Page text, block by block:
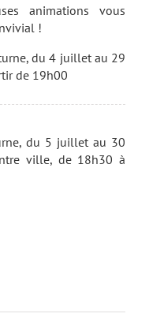
animations vous
!
du 4 juillet au 29
de 19h00
du 5 juillet au 30
ville, de 18h30 à